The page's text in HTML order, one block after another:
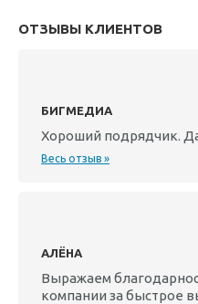
ОТЗЫВЫ КЛИЕНТОВ
БИГМЕДИА
Хороший подрядчик.
Весь отзыв »
АЛЁНА
Выражаем
компании за быстрое